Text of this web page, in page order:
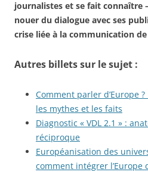
journalistes et se fait connaître
nouer du dialogue avec ses
crise liée à la communication
Autres billets sur le sujet :
Comment parler d’Europe
les mythes et les faits
Diagnostic « VDL 2.1 » :
réciproque
Européanisation des
comment intégrer l’Europe